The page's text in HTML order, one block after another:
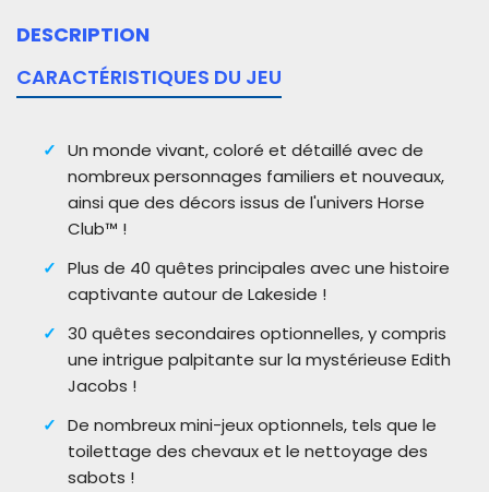
DESCRIPTION
CARACTÉRISTIQUES DU JEU
Un monde vivant, coloré et détaillé avec de
nombreux personnages familiers et nouveaux,
ainsi que des décors issus de l'univers Horse
Club™ !
Plus de 40 quêtes principales avec une histoire
captivante autour de Lakeside !
30 quêtes secondaires optionnelles, y compris
une intrigue palpitante sur la mystérieuse Edith
Jacobs !
De nombreux mini-jeux optionnels, tels que le
toilettage des chevaux et le nettoyage des
sabots !